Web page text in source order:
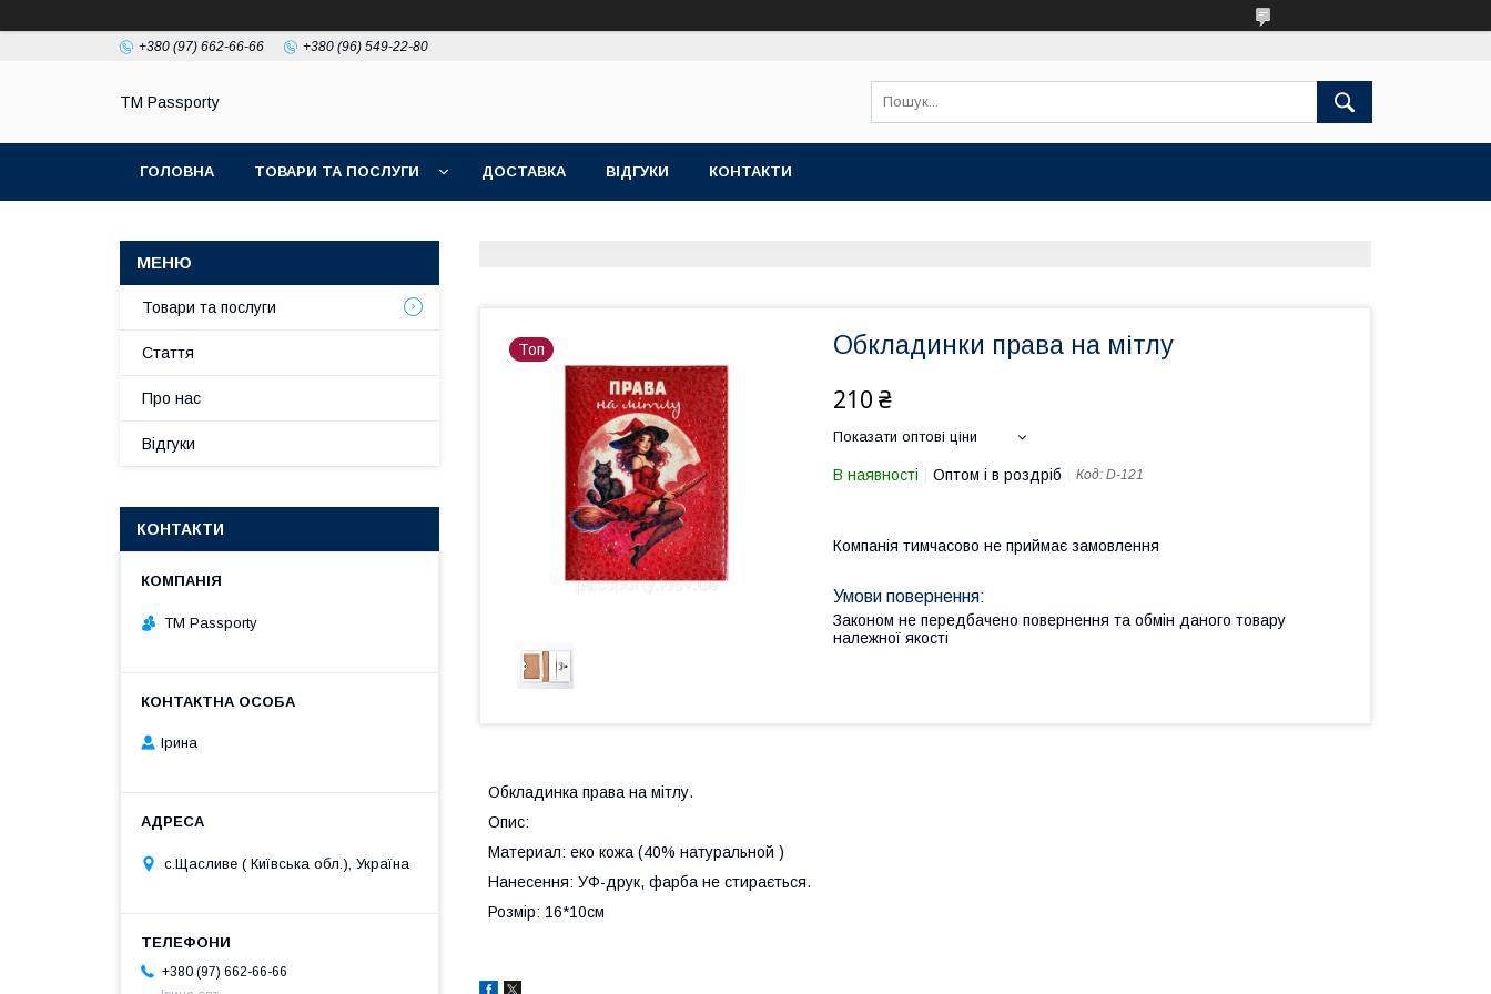
+380 (97) 662-66-66 +380 (96) 549-22-80
TM Passporty
ГОЛОВНА ТОВАРИ ТА ПОСЛУГИ ДОСТАВКА ВІДГУКИ КОНТАКТИ
Топ Обкладинки права на мітлу
210 ₴
Показати оптові ціни
В наявності Оптом і в роздріб Код: D-121
Компанія тимчасово не приймає замовлення
Законом не передбачено повернення та обмін даного товару
належної якості
Обкладинка права на мітлу.
Опис:
Материал: еко кожа (40% натуральной )
Нанесення: УФ-друк, фарба не стирається.
Розмір: 16*10см
Товари та послуги
Стаття
Про нас
Відгуки
КОНТАКТИ
TM Passporty
Ірина
с.Щасливе ( Київська обл.), Україна
+380 (97) 662-66-66